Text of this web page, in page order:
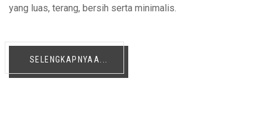
yang luas, terang, bersih serta minimalis.
SELENGKAPNYAA...